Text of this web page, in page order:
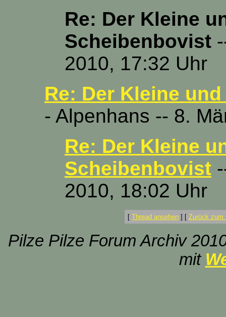
Re: Der Kleine
Scheibenbovist
2010, 17:32 Uhr
Re: Der Kleine
- Alpenhans -- 8.
Re: Der Kleine
Scheibenbovist
2010, 18:02 Uhr
[ Thread ansehen ] [ Zurück zum
Pilze Pilze Forum Archiv
mit